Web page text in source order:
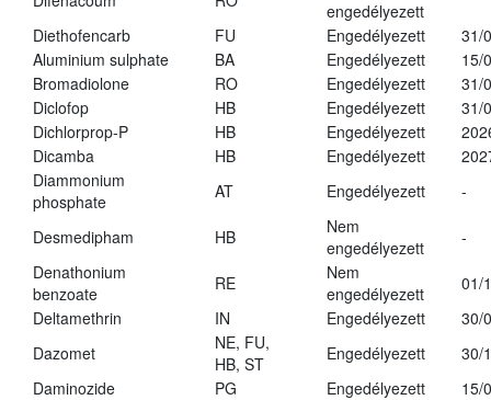
engedélyezett
Diethofencarb
FU Engedélyezett
31/
Aluminium sulphate
BA Engedélyezett
15/
Bromadiolone
RO Engedélyezett
31/
Diclofop
HB Engedélyezett
31/
Dichlorprop-P
HB Engedélyezett
Dicamba
HB Engedélyezett
Diammonium
phosphate
AT Engedélyezett -
Desmedipham HB
Nem
engedélyezett
-
Denathonium
benzoate
RE
Nem
engedélyezett
01/
Deltamethrin
IN Engedélyezett
30/
Dazomet
NE, FU,
HB, ST
Engedélyezett
30/
Daminozide
PG Engedélyezett
15/